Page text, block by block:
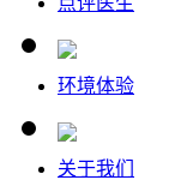
环境体验
关于我们